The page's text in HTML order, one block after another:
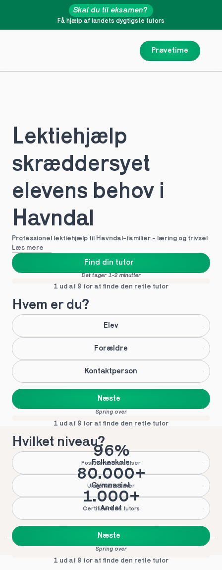
Prøvetime
Få hjælp af landets dygtigste tutors
Skal du til eksamen?
Lektiehjælp
skræddersyet
elevens behov i
Havndal
Professionel lektiehjælp til Havndal-familier - læring og trivsel
Læs mere
Find din tutor
Det tager 1-2 minutter
1 ud af 9 for at finde den rette tutor
Hvem er du?
Elev
Forældre
Kontaktperson
Næste
Spring over
1 ud af 9 for at finde den rette tutor
Hvilket niveau?
Folkeskole
Gymnasiet
Andet
Næste
Spring over
1 ud af 9 for at finde den rette tutor
96%
Positive anmeldelser
80.000+
Underviste timer
1.000+
Certificerede tutors